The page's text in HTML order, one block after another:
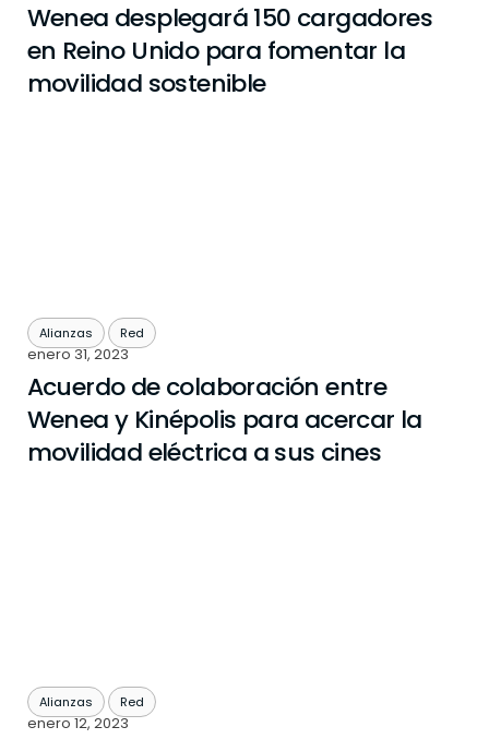
Wenea desplegará 150 cargadores
en Reino Unido para fomentar la
movilidad sostenible
Alianzas Red
enero 31, 2023
Acuerdo de colaboración entre
Wenea y Kinépolis para acercar la
movilidad eléctrica a sus cines
Alianzas Red
enero 12, 2023